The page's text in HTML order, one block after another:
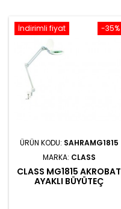
-35%
İndirimli fiyat
ÜRÜN KODU: SAHRAMG1815
MARKA: CLASS
CLASS MG1815 AKROBAT
AYAKLI BÜYÜTEÇ